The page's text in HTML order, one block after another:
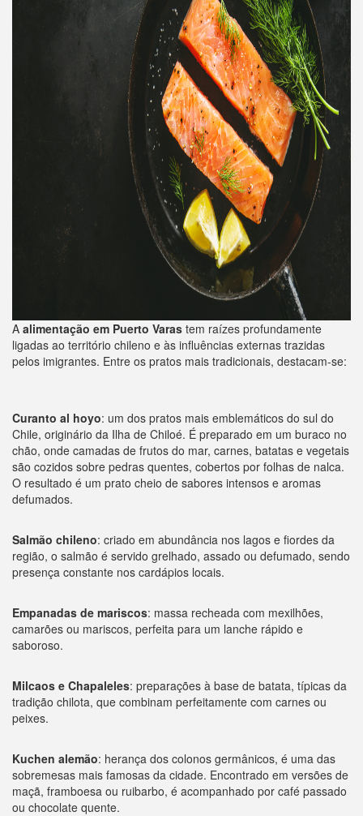
A alimentação em Puerto Varas tem raízes profundamente
ligadas ao território chileno e às influências externas trazidas
pelos imigrantes. Entre os pratos mais tradicionais, destacam-se:
Curanto al hoyo: um dos pratos mais emblemáticos do sul do
Chile, originário da Ilha de Chiloé. É preparado em um buraco no
chão, onde camadas de frutos do mar, carnes, batatas e vegetais
são cozidos sobre pedras quentes, cobertos por folhas de nalca.
O resultado é um prato cheio de sabores intensos e aromas
defumados.
Salmão chileno: criado em abundância nos lagos e fiordes da
região, o salmão é servido grelhado, assado ou defumado, sendo
presença constante nos cardápios locais.
Empanadas de mariscos: massa recheada com mexilhões,
camarões ou mariscos, perfeita para um lanche rápido e
saboroso.
Milcaos e Chapaleles: preparações à base de batata, típicas da
tradição chilota, que combinam perfeitamente com carnes ou
peixes.
Kuchen alemão: herança dos colonos germânicos, é uma das
sobremesas mais famosas da cidade. Encontrado em versões de
maçã, framboesa ou ruibarbo, é acompanhado por café passado
ou chocolate quente.